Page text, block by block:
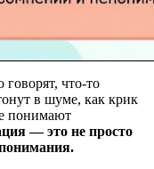
что-то
в шуме, как крик
понимают
— это не просто